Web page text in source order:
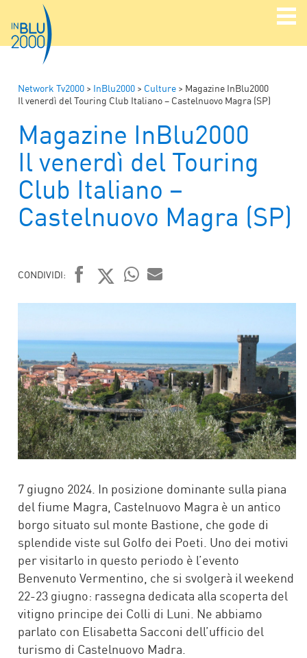
Network Tv2000 > InBlu2000 > Culture > Magazine InBlu2000
Il venerdì del Touring Club Italiano – Castelnuovo Magra (SP)
Magazine InBlu2000
Il venerdì del Touring
Club Italiano –
Castelnuovo Magra (SP)
CONDIVIDI:
FACEBOOK
TWITTER
WHATSAPP
MAIL
7 giugno 2024. In posizione dominante sulla piana
del fiume Magra, Castelnuovo Magra è un antico
borgo situato sul monte Bastione, che gode di
splendide viste sul Golfo dei Poeti. Uno dei motivi
per visitarlo in questo periodo è l’evento
Benvenuto Vermentino, che si svolgerà il weekend
22-23 giugno: rassegna dedicata alla scoperta del
vitigno principe dei Colli di Luni. Ne abbiamo
parlato con Elisabetta Sacconi dell’ufficio del
turismo di Castelnuovo Madra.